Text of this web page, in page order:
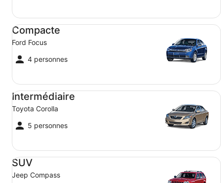
Compacte
Ford Focus
4 personnes
Compacte Ford Focus
Intermédiaire
Toyota Corolla
5 personnes
Intermédiaire Toyota Corolla
SUV
Jeep Compass
SUV Jeep Compass